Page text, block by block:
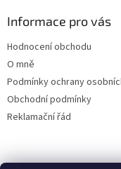
Informace pro vás
Hodnocení obchodu
O mně
Podmínky ochrany
Obchodní podmínky
Reklamační řád